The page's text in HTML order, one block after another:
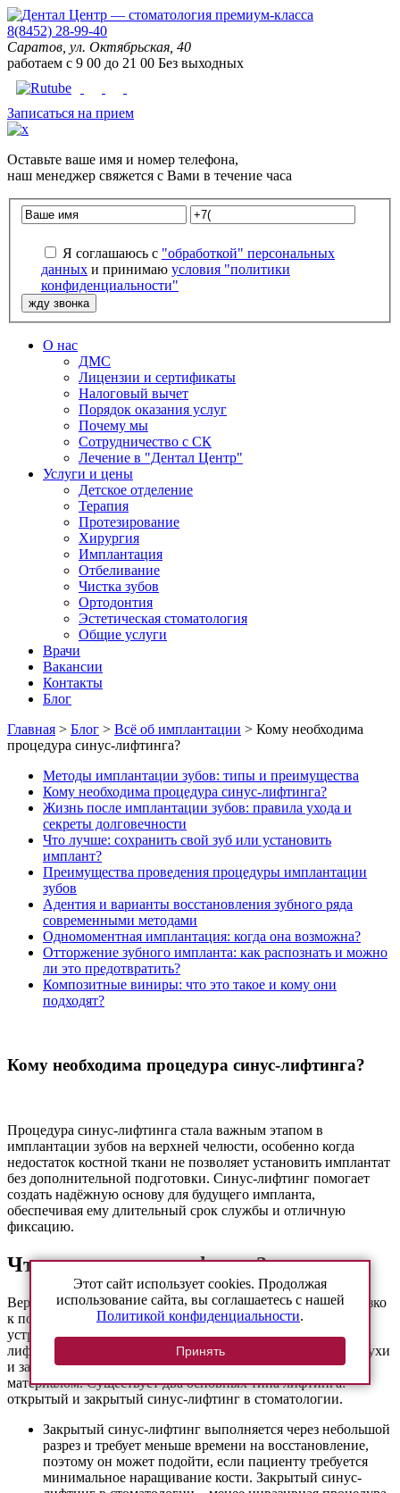
8(8452) 28-99-40
Саратов, ул. Октябрьская, 40
работаем с 9 00 до 21 00 Без выходных
Записаться на прием
Оставьте ваше имя и номер телефона,
наш менеджер свяжется с Вами в течение часа
Я соглашаюсь с "обработкой" персональных
данных и принимаю условия "политики
конфиденциальности"
О нас
ДМС
Лицензии и сертификаты
Налоговый вычет
Порядок оказания услуг
Почему мы
Сотрудничество с СК
Лечение в "Дентал Центр"
Услуги и цены
Детское отделение
Терапия
Протезирование
Хирургия
Имплантация
Отбеливание
Чистка зубов
Ортодонтия
Эстетическая стоматология
Общие услуги
Врачи
Вакансии
Контакты
Блог
Главная > Блог > Всё об имплантации > Кому необходима
процедура синус-лифтинга?
Методы имплантации зубов: типы и преимущества
Кому необходима процедура синус-лифтинга?
Жизнь после имплантации зубов: правила ухода и
секреты долговечности
Что лучше: сохранить свой зуб или установить
имплант?
Преимущества проведения процедуры имплантации
зубов
Адентия и варианты восстановления зубного ряда
современными методами
Одномоментная имплантация: когда она возможна?
Отторжение зубного импланта: как распознать и можно
ли это предотвратить?
Композитные виниры: что это такое и кому они
подходят?
Кому необходима процедура синус-лифтинга?
Процедура синус-лифтинга стала важным этапом в
имплантации зубов на верхней челюсти, особенно когда
недостаток костной ткани не позволяет установить имплантат
без дополнительной подготовки. Синус-лифтинг помогает
создать надёжную основу для будущего импланта,
обеспечивая ему длительный срок службы и отличную
фиксацию.
Что такое синус-лифтинг?
Верхнечелюстные пазухи часто оказываются слишком близко
к поверхности, где необходимо установить имплант. Для
устранения этой проблемы проводится процедура синус-
лифтинга, во время которой хирург приподнимает дно пазухи
и заполняет освободившееся пространство костным
материалом. Существует два основных типа лифтинга:
открытый и закрытый синус-лифтинг в стоматологии.
Закрытый синус-лифтинг выполняется через небольшой
разрез и требует меньше времени на восстановление,
поэтому он может подойти, если пациенту требуется
минимальное наращивание кости. Закрытый синус-
Этот сайт использует cookies. Продолжая
использование сайта, вы соглашаетесь с нашей
Политикой конфиденциальности.
Принять